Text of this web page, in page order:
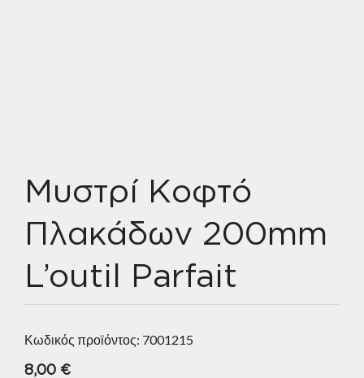
Μυστρί Κοφτό
Πλακάδων 200mm
L’outil Parfait
Κωδικός προϊόντος: 7001215
8,00 €